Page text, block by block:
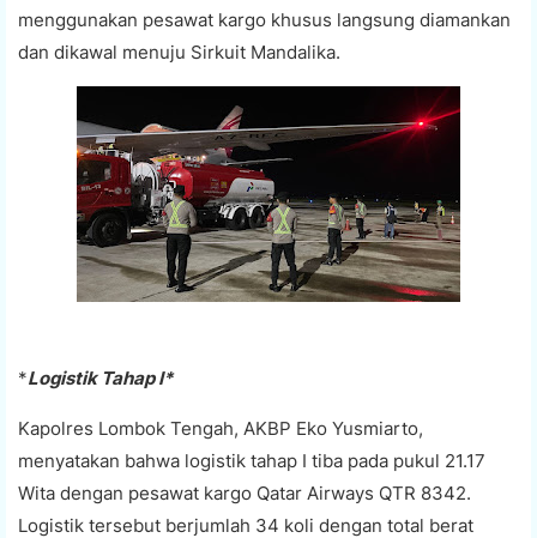
menggunakan pesawat kargo khusus langsung diamankan
dan dikawal menuju Sirkuit Mandalika.
*Logistik Tahap I*
Kapolres Lombok Tengah, AKBP Eko Yusmiarto,
menyatakan bahwa logistik tahap I tiba pada pukul 21.17
Wita dengan pesawat kargo Qatar Airways QTR 8342.
Logistik tersebut berjumlah 34 koli dengan total berat